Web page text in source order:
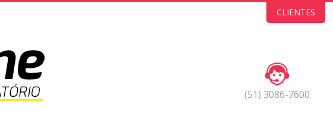
CLIENTES
(51) 3086-7600